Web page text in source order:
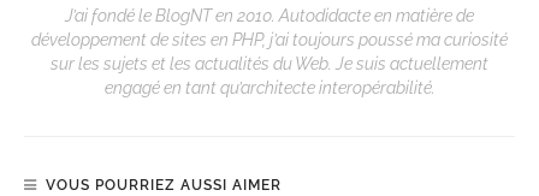
J’ai fondé le BlogNT en 2010. Autodidacte en matière de
développement de sites en PHP, j’ai toujours poussé ma curiosité
sur les sujets et les actualités du Web. Je suis actuellement
engagé en tant qu’architecte interopérabilité.
VOUS POURRIEZ AUSSI AIMER